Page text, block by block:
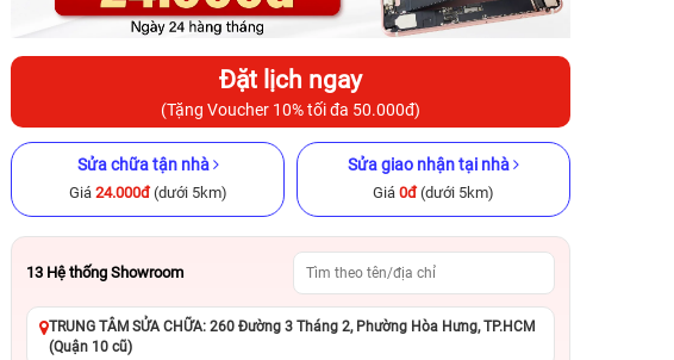
iPhone 11 Pro Max 256GB Cũ
-3.400.000đ -4.000.000đ -5.500.000đ
Đặt lịch ngay
(Tặng Voucher 10% tối đa 50.000đ)
Sửa chữa tận nhà
Giá 24.000đ(dưới 5km)
Sửa giao nhận tại nhà
Giá 0đ(dưới 5km)
13 Hệ thống Showroom
TRUNG TÂM SỬA CHỮA: 260 Đường 3 Tháng 2, Phường Hòa Hưng, TP.HCM
(Quận 10 cũ)